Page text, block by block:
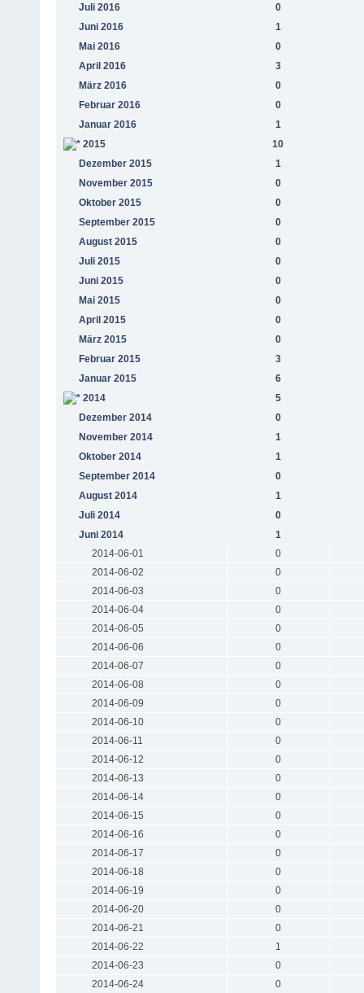
Juli 2016
0
Juni 2016
1
Mai 2016
0
April 2016
3
März 2016
0
Februar 2016
0
Januar 2016
1
2015
10
Dezember 2015
1
November 2015
0
Oktober 2015
0
September 2015
0
August 2015
0
Juli 2015
0
Juni 2015
0
Mai 2015
0
April 2015
0
März 2015
0
Februar 2015
3
Januar 2015
6
2014
5
Dezember 2014
0
November 2014
1
Oktober 2014
1
September 2014
0
August 2014
1
Juli 2014
0
Juni 2014
1
2014-06-01
0
2014-06-02
0
2014-06-03
0
2014-06-04
0
2014-06-05
0
2014-06-06
0
2014-06-07
0
2014-06-08
0
2014-06-09
0
2014-06-10
0
2014-06-11
0
2014-06-12
0
2014-06-13
0
2014-06-14
0
2014-06-15
0
2014-06-16
0
2014-06-17
0
2014-06-18
0
2014-06-19
0
2014-06-20
0
2014-06-21
0
2014-06-22
1
2014-06-23
0
2014-06-24
0